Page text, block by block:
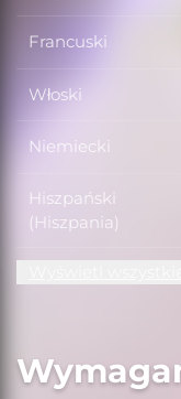
Francuski
Włoski
Niemiecki
Hiszpański
(Hiszpania)